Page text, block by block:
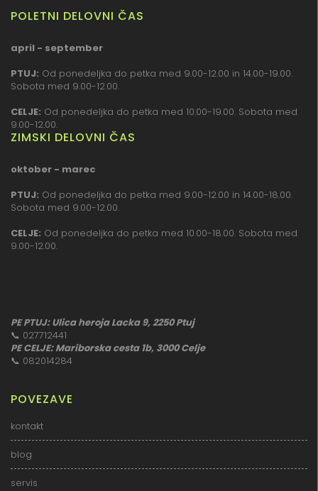
POLETNI DELOVNI ČAS
april - september
PTUJ: Od ponedeljka do petka med 9.00-12.00 in 14.00-19.00.
Sobota med 9.00-12.00.
CELJE: Od ponedeljka do petka med 10.00-19.00. Sobota med
9.00-12.00.
ZIMSKI DELOVNI ČAS
oktober - marec
PTUJ: Od ponedeljka do petka med 9.00-12.00 in 14.00-18.00.
Sobota med 9.00-12.00.
CELJE: Od ponedeljka do petka med 10.00-18.00. Sobota med
9.00-12.00.
PE PTUJ: Ulica heroja Lacka 9, 2250 Ptuj
📞 027712441
PE CELJE: Mariborska cesta 1b, 3000 Celje
📞 082014284
POVEZAVE
kontakt
blog
servis